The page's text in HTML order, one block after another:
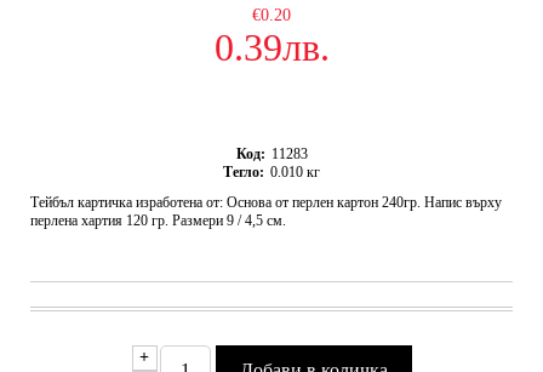
€0.20
0.39лв.
Код: 11283
Тегло: 0.010 кг
Тейбъл картичка изработена от: Основа от перлен картон 240гр. Напис върху
перлена хартия 120 гр. Размери 9 / 4,5 см.
+